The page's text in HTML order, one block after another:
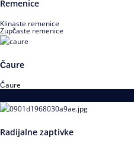
Remenice
Klinaste remenice
Zupčaste remenice
Čaure
Čaure
Radijalne zaptivke